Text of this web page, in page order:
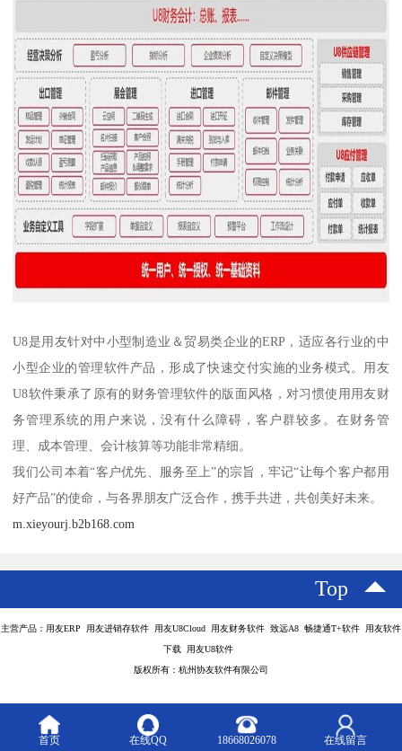
U8是用友针对中小型制造业＆贸易类企业的ERP，适应各行业的中
小型企业的管理软件产品，形成了快速交付实施的业务模式。用友
U8软件秉承了原有的财务管理软件的版面风格，对习惯使用用友财
务管理系统的用户来说，没有什么障碍，客户群较多。在财务管
理、成本管理、会计核算等功能非常精细。
我们公司本着“客户优先、服务至上”的宗旨，牢记“让每个客户都用
好产品”的使命，与各界朋友广泛合作，携手共进，共创美好未来。
m.xieyourj.b2b168.com
Top
主营产品：用友ERP 用友进销存软件 用友U8Cloud 用友财务软件 致远A8 畅捷通T+软件 用友软件
下载 用友U8软件
版权所有：杭州协友软件有限公司
首页 在线QQ 18668026078 在线留言